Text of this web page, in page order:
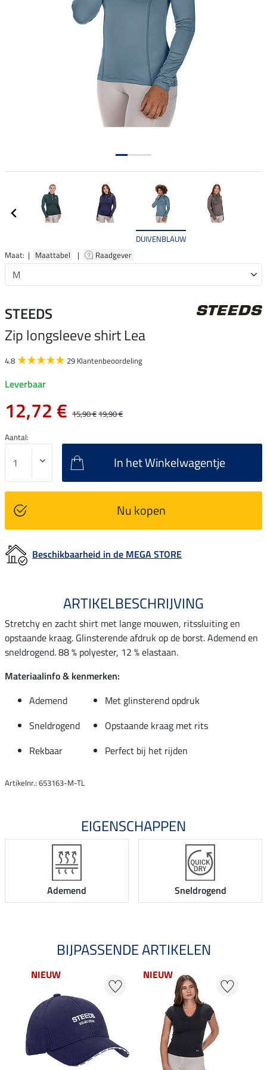
DUIVENBLAUW
Maat: | Maattabel | Raadgever
STEEDS
Zip longsleeve shirt Lea
4.8 29 Klantenbeoordeling
Leverbaar
12,72 € 15,90 €19,90 €
Aantal:
In het Winkelwagentje
Nu kopen
Beschikbaarheid in de MEGA STORE
ARTIKELBESCHRIJVING
Stretchy en zacht shirt met lange mouwen, ritssluiting en
opstaande kraag. Glinsterende afdruk op de borst. Ademend en
sneldrogend. 88 % polyester, 12 % elastaan.
Materiaalinfo & kenmerken:
Ademend
Met glinsterend opdruk
Sneldrogend
Opstaande kraag met rits
Rekbaar
Perfect bij het rijden
Artikelnr.: 653163-M-TL
EIGENSCHAPPEN
Ademend Sneldrogend
BIJPASSENDE ARTIKELEN
NIEUW NIEUW